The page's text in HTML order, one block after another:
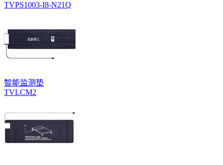
TVPS1003-I8-N21Q
智能监测垫
TVLCM2